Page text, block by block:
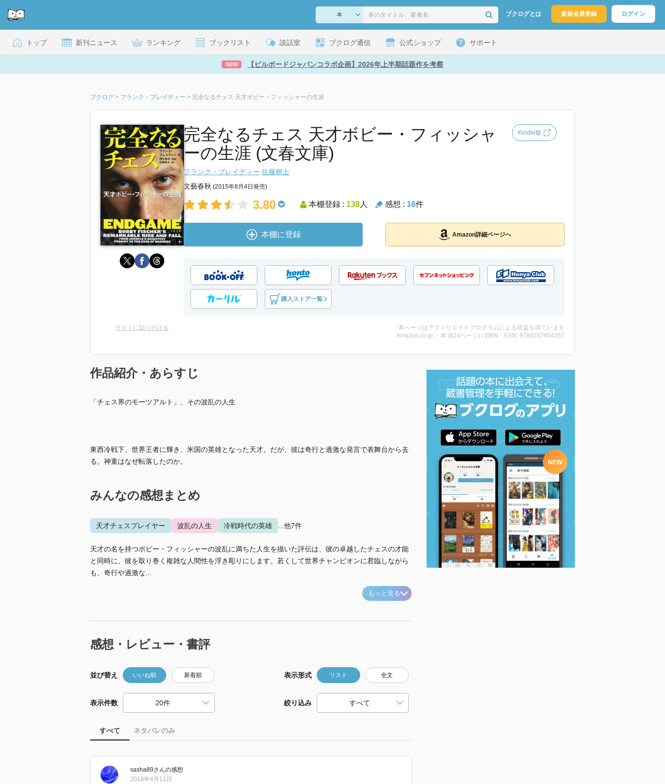
ブクログとは 新規会員登録 ログイン
トップ 新刊ニュース ランキング ブックリスト 談話室 ブクログ通信 公式ショップ サポート
NEW 【ビルボードジャパンコラボ企画】2026年上半期話題作を考察
ブクログ > フランク・ブレイディー > 完全なるチェス 天才ボビー・フィッシャーの生涯
完全なるチェス 天才ボビー・フィッシャ
ーの生涯 (文春文庫)
Kindle版
フランク・ブレイディー 佐藤耕士
文藝春秋 (2015年8月4日発売)
3.80 本棚登録 : 138人 感想 : 16件
本棚に登録 Amazon詳細ページへ
購入ストア一覧
サイトに貼り付ける
本ページはアフィリエイトプログラムによる収益を得ています
Amazon.co.jp ・本 (624ページ) / ISBN・EAN: 9784167904357
作品紹介・あらすじ
「チェス界のモーツアルト」、その波乱の人生
東西冷戦下、世界王者に輝き、米国の英雄となった天才。だが、彼は奇行と過激な発言で表舞台から去
る。神童はなぜ転落したのか。
みんなの感想まとめ
天才チェスプレイヤー 波乱の人生 冷戦時代の英雄 ...他7件
天才の名を持つボビー・フィッシャーの波乱に満ちた人生を描いた評伝は、彼の卓越したチェスの才能
と同時に、彼を取り巻く複雑な人間性を浮き彫りにします。若くして世界チャンピオンに君臨しながら
も、奇行や過激な...
もっと見る
感想・レビュー・書評
並び替え いいね順 新着順 表示形式 リスト 全文
表示件数 絞り込み
すべて ネタバレのみ
sasha89さんの感想
2018年4月11日